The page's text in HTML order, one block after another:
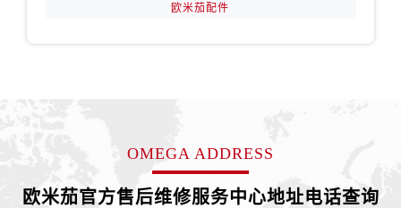
安徽省安庆市迎江区人民路欧米茄售后服务中心（需提前预约）
欧米茄配件
OMEGA ADDRESS
欧米茄官方售后维修服务中心地址电话查询